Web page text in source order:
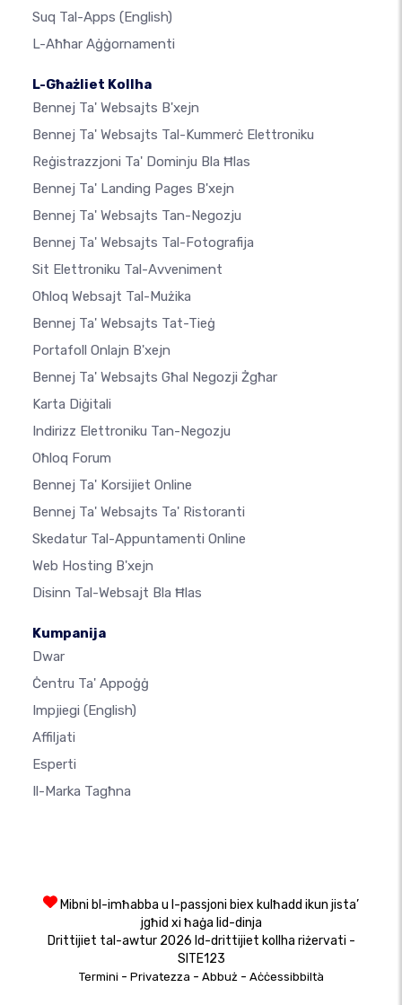
Suq Tal-Apps (English)
L-Aħħar Aġġornamenti
L-Għażliet Kollha
Bennej Ta' Websajts B'xejn
Bennej Ta' Websajts Tal-Kummerċ Elettroniku
Reġistrazzjoni Ta' Dominju Bla Ħlas
Bennej Ta' Landing Pages B'xejn
Bennej Ta' Websajts Tan-Negozju
Bennej Ta' Websajts Tal-Fotografija
Sit Elettroniku Tal-Avveniment
Oħloq Websajt Tal-Mużika
Bennej Ta' Websajts Tat-Tieġ
Portafoll Onlajn B'xejn
Bennej Ta' Websajts Għal Negozji Żgħar
Karta Diġitali
Indirizz Elettroniku Tan-Negozju
Oħloq Forum
Bennej Ta' Korsijiet Online
Bennej Ta' Websajts Ta' Ristoranti
Skedatur Tal-Appuntamenti Online
Web Hosting B'xejn
Disinn Tal-Websajt Bla Ħlas
Kumpanija
Dwar
Ċentru Ta' Appoġġ
Impjiegi (English)
Affiljati
Esperti
Il-Marka Tagħna
Mibni bl-imħabba u l-passjoni biex kulħadd ikun jista’
jgħid xi ħaġa lid-dinja
Drittijiet tal-awtur 2026 Id-drittijiet kollha riżervati -
SITE123
Termini - Privatezza - Abbuż- Aċċessibbiltà